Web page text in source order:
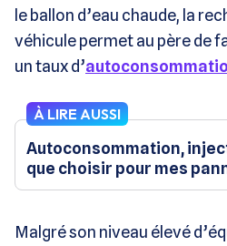
le ballon d’eau chaude, la
véhicule permet au père de
un taux d’
À LIRE AUSSI
Autoconsommation,
que choisir pour mes
Malgré son niveau élevé